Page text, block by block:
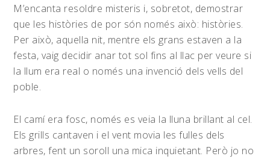
M’encanta resoldre misteris i, sobretot, demostrar
que les històries de por són només això: històries.
Per això, aquella nit, mentre els grans estaven a la
festa, vaig decidir anar tot sol fins al llac per veure si
la llum era real o només una invenció dels vells del
poble.
El camí era fosc, només es veia la lluna brillant al cel.
Els grills cantaven i el vent movia les fulles dels
arbres, fent un soroll una mica inquietant. Però jo no